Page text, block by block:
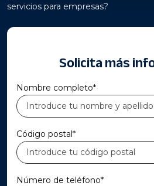
servicios para empresas?
Solicita más
Nombre completo*
Código postal*
Número de teléfono*